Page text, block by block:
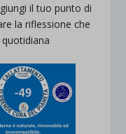
il tuo punto di
la riflessione che
quotidiana